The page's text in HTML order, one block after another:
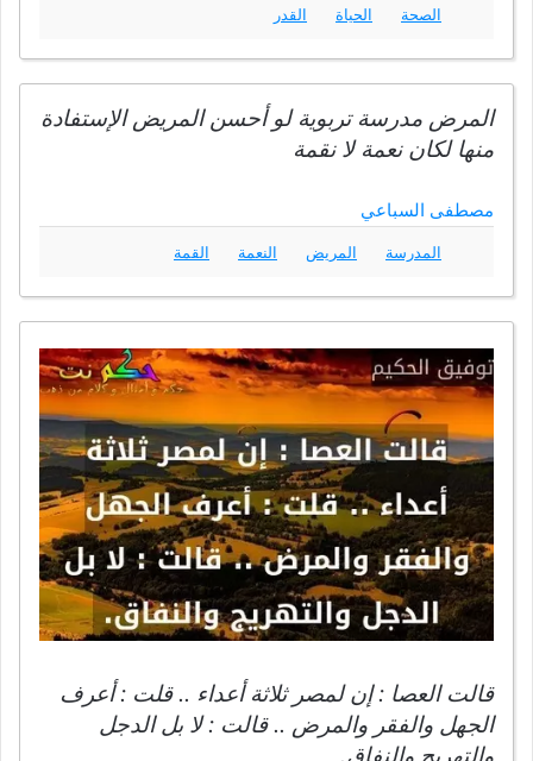
الصحة الحياة القدر
المرض مدرسة تربوية لو أحسن المريض الإستفادة
منها لكان نعمة لا نقمة
مصطفى السباعي
المدرسة المريض النعمة القمة
قالت العصا : إن لمصر ثلاثة أعداء .. قلت : أعرف
الجهل والفقر والمرض .. قالت : لا بل الدجل